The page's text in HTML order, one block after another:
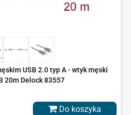
USB 2.0 typ A - wtyk męski
20m Delock 83557
Do koszyka